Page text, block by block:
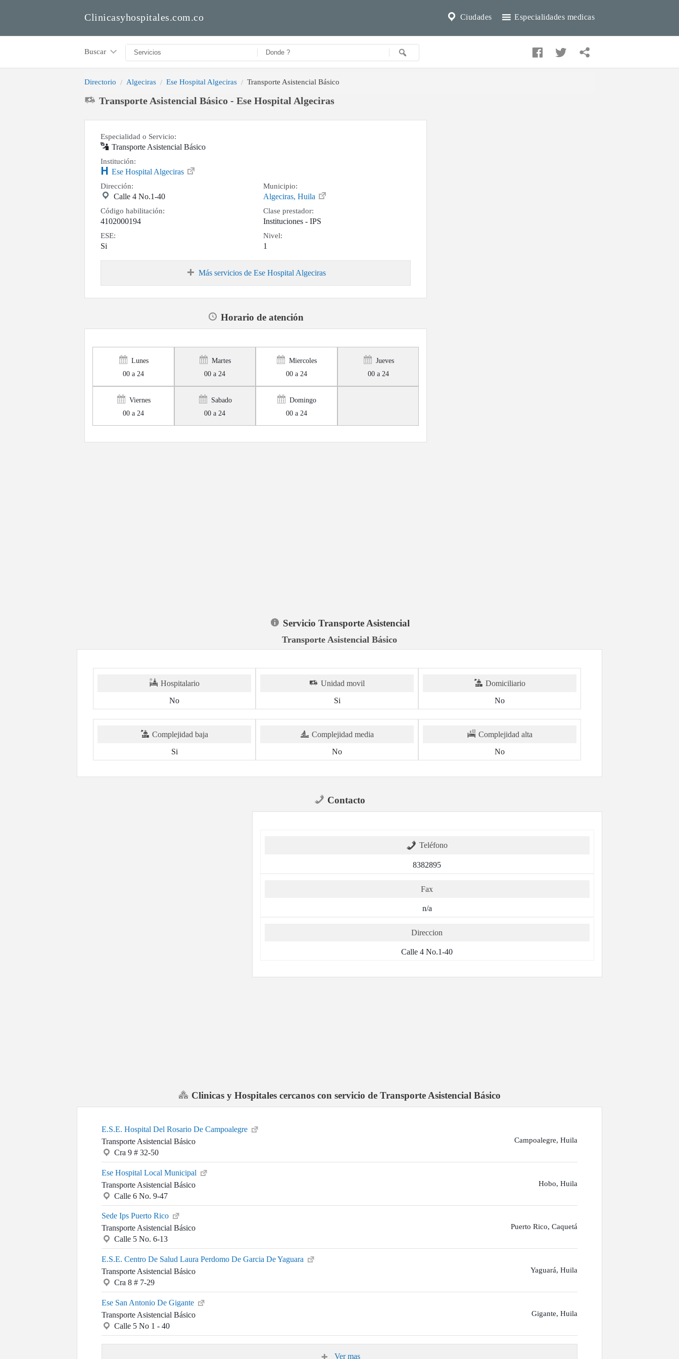
Especialidades medicas
Ciudades
Clinicasyhospitales.com.co
Buscar
Directorio Algeciras Ese Hospital Algeciras Transporte Asistencial Básico
Transporte Asistencial Básico - Ese Hospital Algeciras
Especialidad o Servicio:
Transporte Asistencial Básico
Institución:
Ese Hospital Algeciras
Dirección:
Calle 4 No.1-40
Código habilitación:
4102000194
ESE:
Si
Municipio:
Algeciras, Huila
Clase prestador:
Instituciones - IPS
Nivel:
1
Más servicios de Ese Hospital Algeciras
Horario de atención
Lunes
00 a 24
Martes
00 a 24
Miercoles
00 a 24
Jueves
00 a 24
Viernes
00 a 24
Sabado
00 a 24
Domingo
00 a 24
Servicio Transporte Asistencial
Transporte Asistencial Básico
Hospitalario
No
Unidad movil
Si
Domiciliario
No
Complejidad baja
Si
Complejidad media
No
Complejidad alta
No
Contacto
Teléfono
8382895
Fax
n/a
Direccion
Calle 4 No.1-40
Clinicas y Hospitales cercanos con servicio de Transporte Asistencial Básico
E.S.E. Hospital Del Rosario De Campoalegre
Transporte Asistencial Básico
Campoalegre, Huila
Cra 9 # 32-50
Ese Hospital Local Municipal
Transporte Asistencial Básico
Hobo, Huila
Calle 6 No. 9-47
Sede Ips Puerto Rico
Transporte Asistencial Básico
Puerto Rico, Caquetá
Calle 5 No. 6-13
E.S.E. Centro De Salud Laura Perdomo De Garcia De Yaguara
Transporte Asistencial Básico
Yaguará, Huila
Cra 8 # 7-29
Ese San Antonio De Gigante
Transporte Asistencial Básico
Gigante, Huila
Calle 5 No 1 - 40
Ver mas